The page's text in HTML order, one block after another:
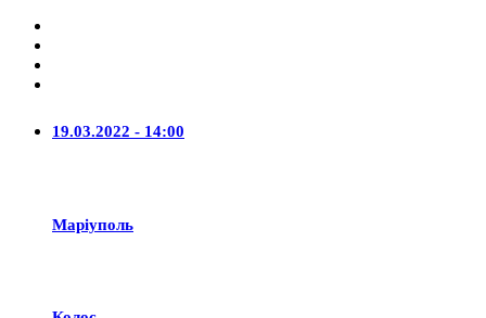
19.03.2022 - 14:00
Маріуполь